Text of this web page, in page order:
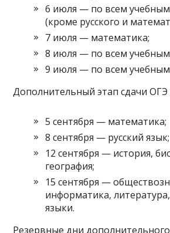
6 июля — по всем
(кроме русского и
7 июля — математика;
8 июля — по всем
9 июля — по всем
Дополнительный этап сдачи ОГЭ
5 сентября — математика;
8 сентября — русский язык;
12 сентября — история,
география;
15 сентября —
информатика,
языки.
Резервные дни дополнительного